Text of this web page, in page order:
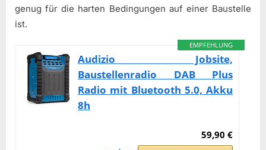
genug für die harten Bedingungen auf einer Baustelle
ist.
EMPFEHLUNG
Audizio Jobsite,
Baustellenradio DAB Plus
Radio mit Bluetooth 5.0, Akku
8h
59,90 €